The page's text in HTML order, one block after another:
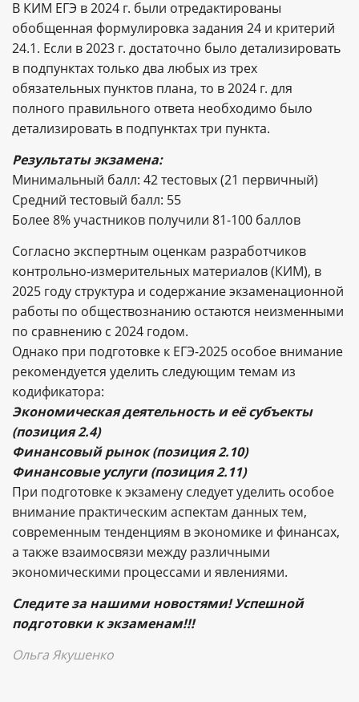
В КИМ ЕГЭ в 2024 г. были отредактированы
обобщенная формулировка задания 24 и критерий
24.1. Если в 2023 г. достаточно было детализировать
в подпунктах только два любых из трех
обязательных пунктов плана, то в 2024 г. для
полного правильного ответа необходимо было
детализировать в подпунктах три пункта.
Результаты экзамена:
Минимальный балл: 42 тестовых (21 первичный)
Средний тестовый балл: 55
Более 8% участников получили 81-100 баллов
Согласно экспертным оценкам разработчиков
контрольно-измерительных материалов (КИМ), в
2025 году структура и содержание экзаменационной
работы по обществознанию остаются неизменными
по сравнению с 2024 годом.
Однако при подготовке к ЕГЭ-2025 особое внимание
рекомендуется уделить следующим темам из
кодификатора:
Экономическая деятельность и её субъекты
(позиция 2.4)
Финансовый рынок (позиция 2.10)
Финансовые услуги (позиция 2.11)
При подготовке к экзамену следует уделить особое
внимание практическим аспектам данных тем,
современным тенденциям в экономике и финансах,
а также взаимосвязи между различными
экономическими процессами и явлениями.
Следите за нашими новостями! Успешной
подготовки к экзаменам!!!
Ольга Якушенко